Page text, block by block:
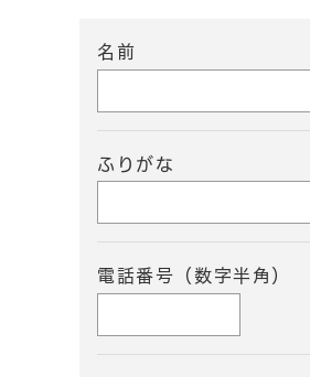
名前
ふりがな
電話番号（数字半角）